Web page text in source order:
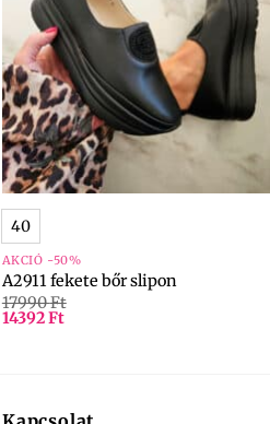
+
40
AKCIÓ -50%
A2911 fekete bőr slipon
17990Ft
14392Ft